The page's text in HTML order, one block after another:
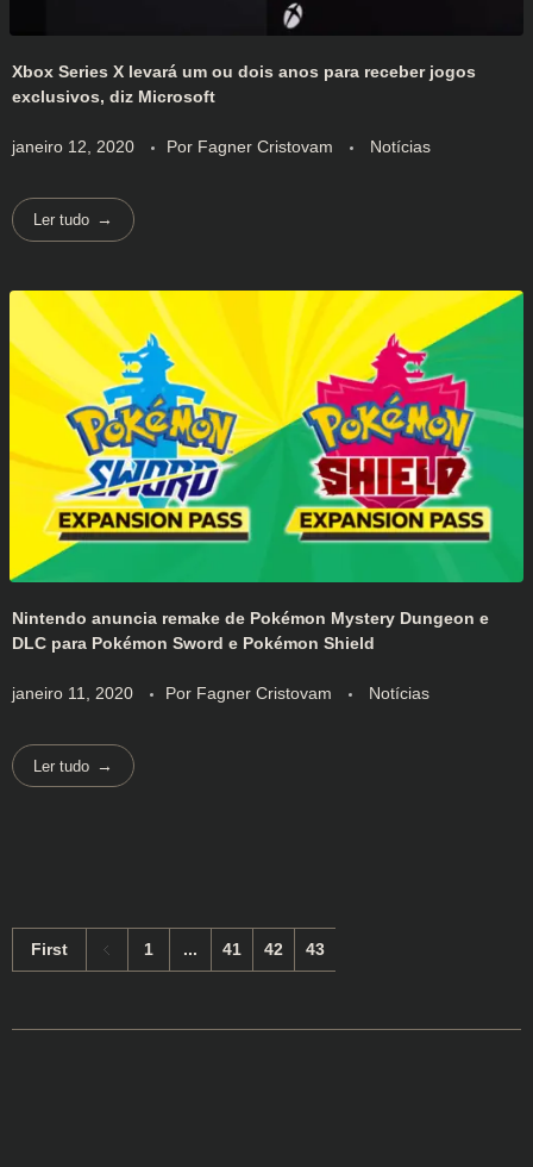
Xbox Series X levará um ou dois anos para receber jogos
exclusivos, diz Microsoft
janeiro 12, 2020 Por Fagner Cristovam Notícias
Ler tudo
Nintendo anuncia remake de Pokémon Mystery Dungeon e
DLC para Pokémon Sword e Pokémon Shield
janeiro 11, 2020 Por Fagner Cristovam Notícias
Ler tudo
First 1 ... 41 42 43